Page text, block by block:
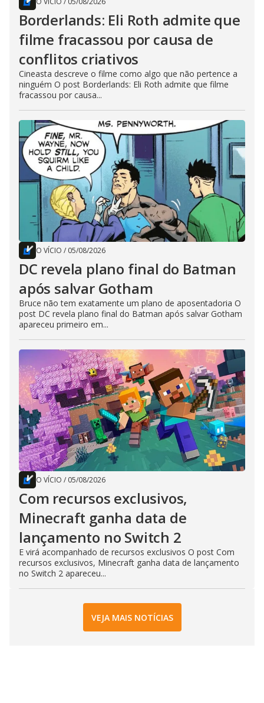
Borderlands: Eli Roth admite que
filme fracassou por causa de
conflitos criativos
Cineasta descreve o filme como algo que não pertence a
ninguém O post Borderlands: Eli Roth admite que filme
fracassou por causa...
O VÍCIO / 05/08/2026
DC revela plano final do Batman
após salvar Gotham
Bruce não tem exatamente um plano de aposentadoria O
post DC revela plano final do Batman após salvar Gotham
apareceu primeiro em...
O VÍCIO / 05/08/2026
Com recursos exclusivos,
Minecraft ganha data de
lançamento no Switch 2
E virá acompanhado de recursos exclusivos O post Com
recursos exclusivos, Minecraft ganha data de lançamento
no Switch 2 apareceu...
VEJA MAIS NOTÍCIAS